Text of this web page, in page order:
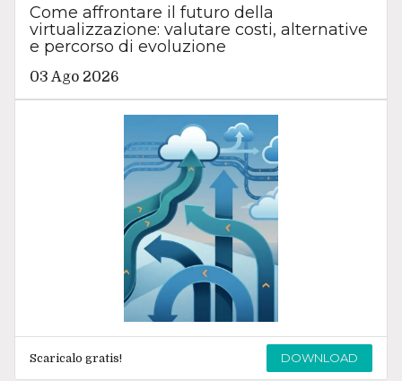
Come affrontare il futuro della
virtualizzazione: valutare costi, alternative
e percorso di evoluzione
03 Ago 2026
Scaricalo gratis! DOWNLOAD